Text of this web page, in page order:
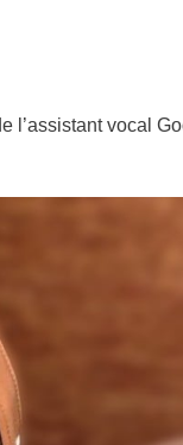
l’assistant vocal